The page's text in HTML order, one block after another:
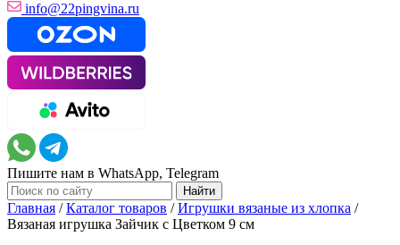
info@22pingvina.ru
Пишите нам в WhatsApp, Telegram
Главная /Каталог товаров /Игрушки вязаные из хлопка /
Вязаная игрушка Зайчик с Цветком 9 см